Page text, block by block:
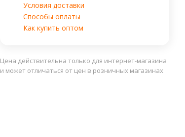
Условия доставки
Способы оплаты
Как купить оптом
Цена действительна только для интернет-магазина
и может отличаться от цен в розничных магазинах